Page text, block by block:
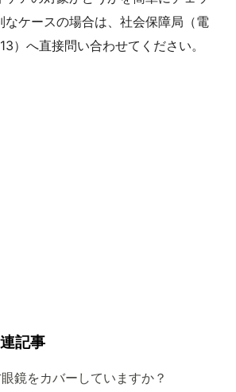
なケースの場合は、社会保障局（電
）へ直接問い合わせてください。
記事
鏡をカバーしていますか？